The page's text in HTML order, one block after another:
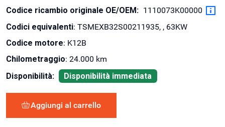
Codice ricambio originale OE/OEM: 1110073K00000
Codici equivalenti: TSMEXB32S00211935, , 63KW
Codice motore: K12B
Chilometraggio: 24.000 km
Disponibilità:
Disponibilità immediata
Aggiungi al carrello